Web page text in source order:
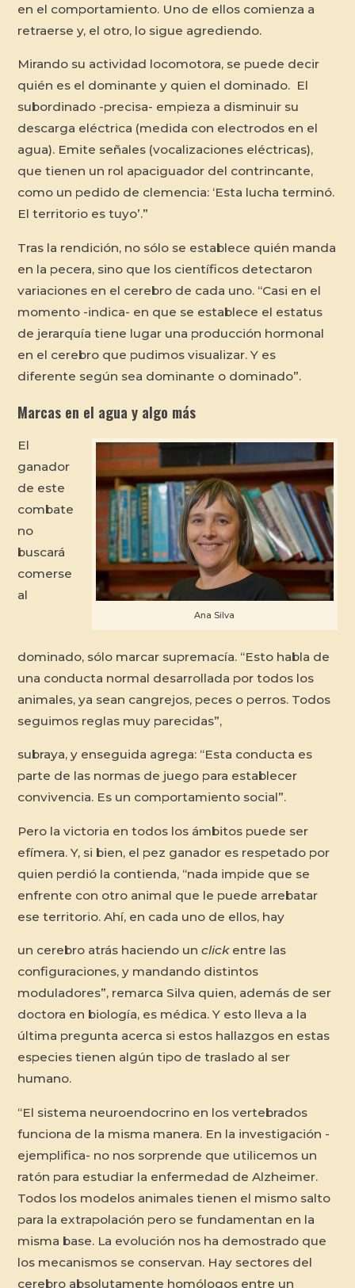
en el comportamiento. Uno de ellos comienza a
retraerse y, el otro, lo sigue agrediendo.
Mirando su actividad locomotora, se puede decir
quién es el dominante y quien el dominado. El
subordinado -precisa- empieza a disminuir su
descarga eléctrica (medida con electrodos en el
agua). Emite señales (vocalizaciones eléctricas),
que tienen un rol apaciguador del contrincante,
como un pedido de clemencia: ‘Esta lucha terminó.
El territorio es tuyo’.”
Tras la rendición, no sólo se establece quién manda
en la pecera, sino que los científicos detectaron
variaciones en el cerebro de cada uno. “Casi en el
momento -indica- en que se establece el estatus
de jerarquía tiene lugar una producción hormonal
en el cerebro que pudimos visualizar. Y es
diferente según sea dominante o dominado”.
Marcas en el agua y algo más
Ana Silva
El
ganador
de este
combate
no
buscará
comerse
al
dominado, sólo marcar supremacía. “Esto habla de
una conducta normal desarrollada por todos los
animales, ya sean cangrejos, peces o perros. Todos
seguimos reglas muy parecidas”,
subraya, y enseguida agrega: “Esta conducta es
parte de las normas de juego para establecer
convivencia. Es un comportamiento social”.
Pero la victoria en todos los ámbitos puede ser
efímera. Y, si bien, el pez ganador es respetado por
quien perdió la contienda, “nada impide que se
enfrente con otro animal que le puede arrebatar
ese territorio. Ahí, en cada uno de ellos, hay
un cerebro atrás haciendo unclickentre las
configuraciones, y mandando distintos
moduladores”, remarca Silva quien, además de ser
doctora en biología, es médica. Y esto lleva a la
última pregunta acerca si estos hallazgos en estas
especies tienen algún tipo de traslado al ser
humano.
“El sistema neuroendocrino en los vertebrados
funciona de la misma manera. En la investigación -
ejemplifica- no nos sorprende que utilicemos un
ratón para estudiar la enfermedad de Alzheimer.
Todos los modelos animales tienen el mismo salto
para la extrapolación pero se fundamentan en la
misma base. La evolución nos ha demostrado que
los mecanismos se conservan. Hay sectores del
cerebro absolutamente homólogos entre un